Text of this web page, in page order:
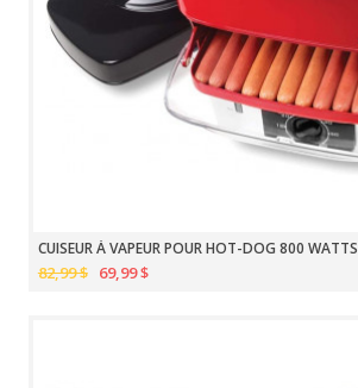
CUISEUR À VAPEUR POUR HOT-DOG 800 WATTS
82,99 $ 69,99 $